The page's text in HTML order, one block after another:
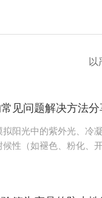
以
见问题解决方法分
阳光中的紫外光、冷
性（如褪色、粉化、